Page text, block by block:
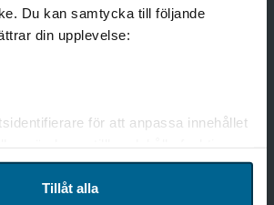
Du kan samtycka till följande
din upplevelse:
för att anpassa innehållet
och analysera vår trafik. Vi
sådana identifierare och annan
Tillåt alla
lösningar på god
energiåtgången i kundens
mycket värme och varmvatten